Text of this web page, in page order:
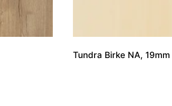
Tundra Birke NA, 19mm